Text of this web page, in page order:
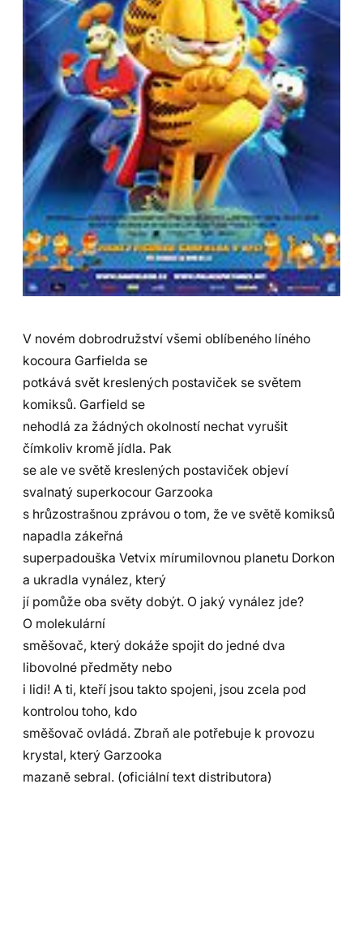
V novém dobrodružství všemi oblíbeného líného
kocoura Garfielda se
potkává svět kreslených postaviček se světem
komiksů. Garfield se
nehodlá za žádných okolností nechat vyrušit
čímkoliv kromě jídla. Pak
se ale ve světě kreslených postaviček objeví
svalnatý superkocour Garzooka
s hrůzostrašnou zprávou o tom, že ve světě komiksů
napadla zákeřná
superpadouška Vetvix mírumilovnou planetu Dorkon
a ukradla vynález, který
jí pomůže oba světy dobýt. O jaký vynález jde?
O molekulární
směšovač, který dokáže spojit do jedné dva
libovolné předměty nebo
i lidi! A ti, kteří jsou takto spojeni, jsou zcela pod
kontrolou toho, kdo
směšovač ovládá. Zbraň ale potřebuje k provozu
krystal, který Garzooka
mazaně sebral. (oficiální text distributora)